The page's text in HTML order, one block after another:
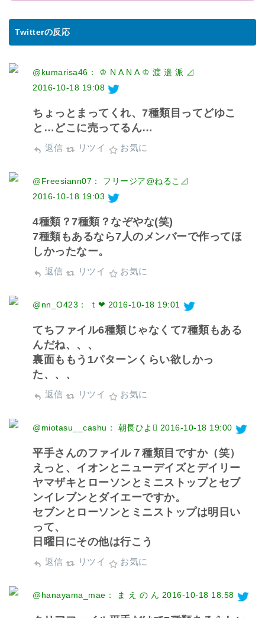
Twitterの反応
@kumarisa46： ♔ N A N A ♔ 渡 邉 派 ⊿
2016-10-18 19:08
ちょっとまってくれ、7種類目ってどゆこ
と…どこに売ってるん…
返信 リツイ お気に
@Freesiann07： フリージア@ねるこ⊿
2016-10-18 19:03
4種類？7種類？なぞやな(笑)
7種類もあるなら7人のメンバーで作ってほ
しかったなー。
返信 リツイ お気に
@nn_O423： ｔ❤︎ 2016-10-18 19:01
てちファイル6種類じゃなくて7種類もある
んだね、、、
裏面ももう1パターンくらい欲しかっ
た、、、
返信 リツイ お気に
@miotasu__cashu： 朝長ひよ󾁀 2016-10-18 19:00
平手さんのファイル７種類目ですか（笑）
えっと、イオンとニューデイズとデイリー
ヤマザキとローソンとミニストップとセブ
ンイレブンとダイエーですか。
セブンとローソンとミニストップは明日い
って、
日曜日にその他は行こう
返信 リツイ お気に
@hanayama_mae： ま え の ん 2016-10-18 18:58